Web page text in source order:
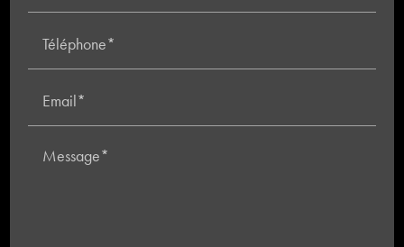
Téléphone*
Email*
Message*